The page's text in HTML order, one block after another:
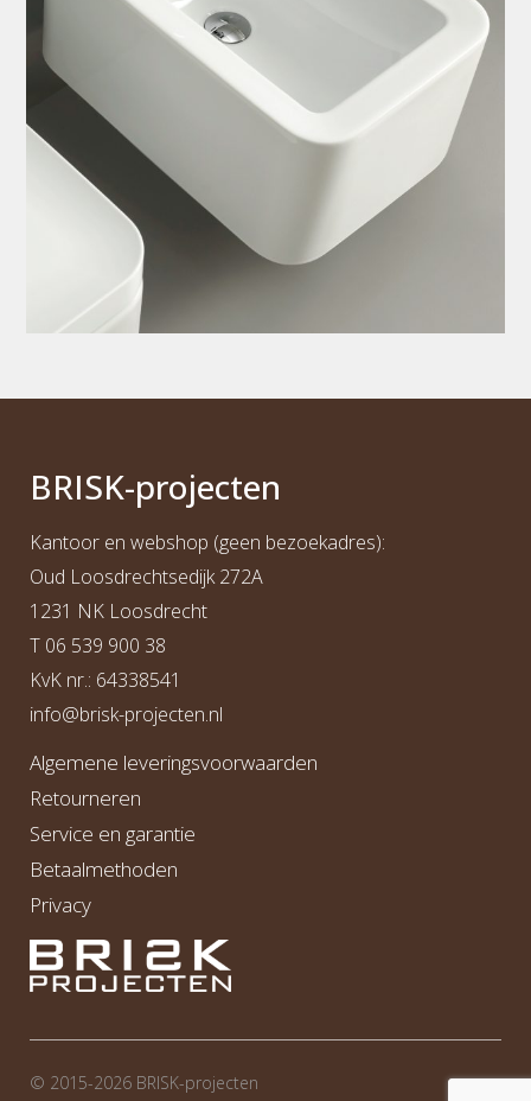
BRISK-projecten
Kantoor en webshop (geen bezoekadres):
Oud Loosdrechtsedijk 272A
1231 NK Loosdrecht
T 06 539 900 38
KvK nr.: 64338541
info@brisk-projecten.nl
Algemene leveringsvoorwaarden
Retourneren
Service en garantie
Betaalmethoden
Privacy
© 2015-2026 BRISK-projecten